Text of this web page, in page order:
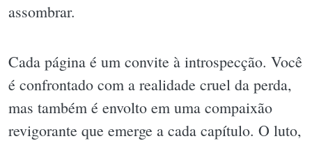
assombrar.
Cada página é um convite à introspecção. Você
é confrontado com a realidade cruel da perda,
mas também é envolto em uma compaixão
revigorante que emerge a cada capítulo. O luto,